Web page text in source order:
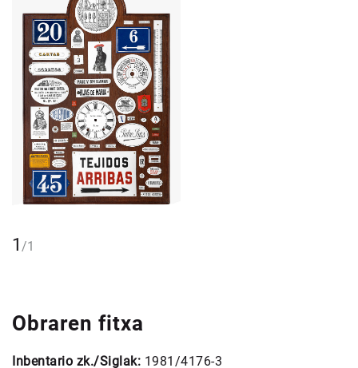
1 /1
Obraren fitxa
Inbentario zk./Siglak: 1981/4176-3